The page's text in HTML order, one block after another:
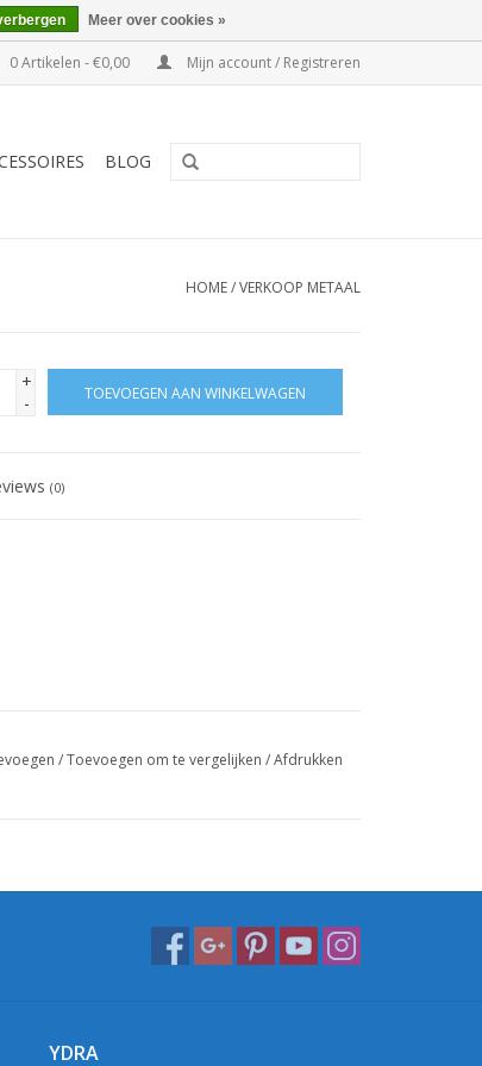
0 Artikelen - €0,00 Mijn account / Registreren
BLOG
HOME/VERKOOP METAAL
+
-
TOEVOEGEN AAN WINKELWAGEN
(0)
/Toevoegen om te vergelijken /Afdrukken
YDRA
Meer over cookies »